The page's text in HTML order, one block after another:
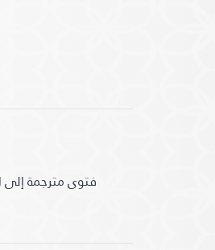
فتوى مترجمة إلى